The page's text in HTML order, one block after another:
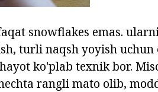
snowflakes emas.
turli naqsh yoyish uchun
ko'plab texnik bor.
rangli mato olib,